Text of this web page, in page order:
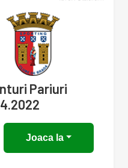
Pariuri
Joaca la